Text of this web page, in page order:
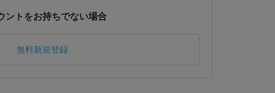
ントをお持ちでない場合
無料新規登録